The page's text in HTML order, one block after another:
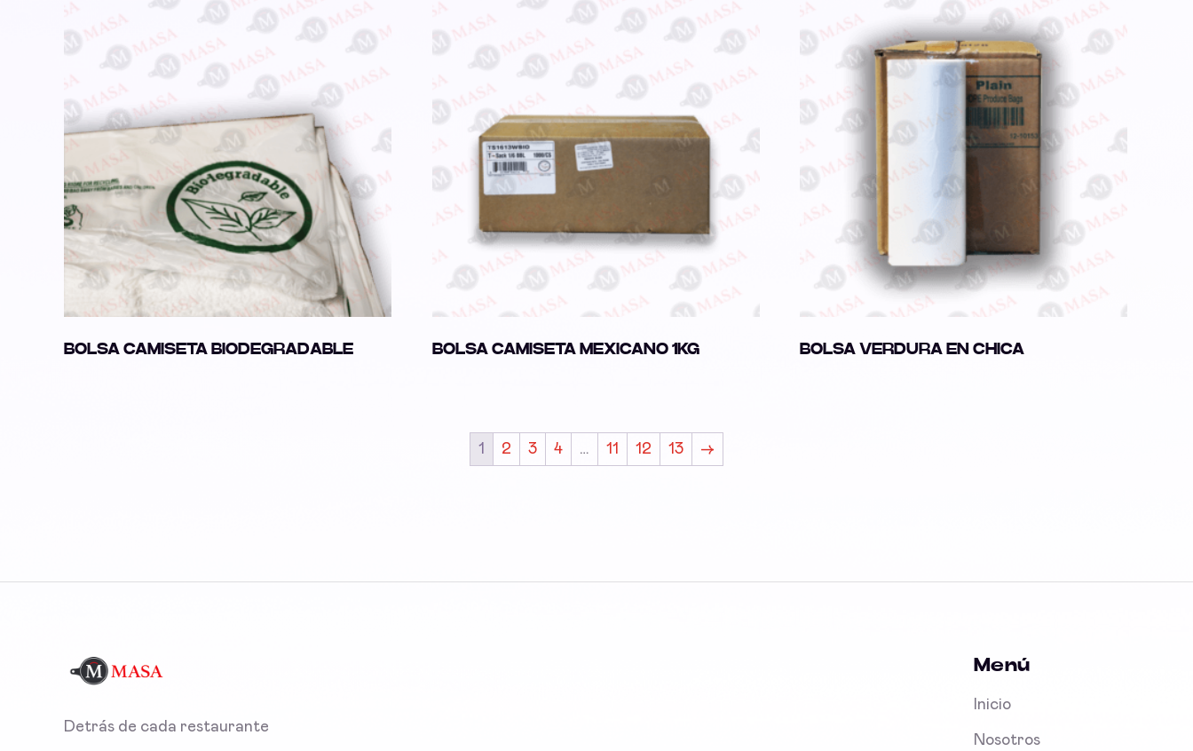
BOLSA CAMISETA BIODEGRADABLE BOLSA CAMISETA MEXICANO 1KG BOLSA VERDURA EN CHICA
1 2 3 4 … 11 12 13 →
Detrás de cada restaurante
Menú
Inicio
Nosotros